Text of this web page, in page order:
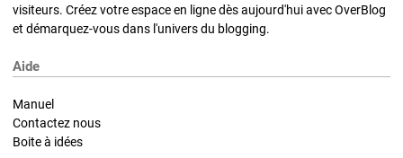
visiteurs. Créez votre espace en ligne dès aujourd'hui avec OverBlog
et démarquez-vous dans l'univers du blogging.
Aide
Manuel
Contactez nous
Boite à idées